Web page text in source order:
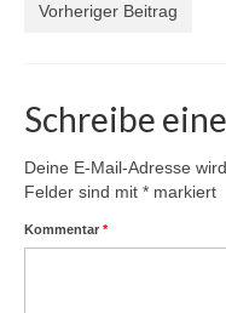
Vorheriger Beitrag
Schreibe
Deine E-Mail-Adresse
Felder sind mit * markiert
Kommentar *